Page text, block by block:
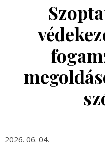
2026. 06. 04.